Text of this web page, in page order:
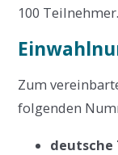
100 Teilnehmer.
Zum
folgenden
deutsche